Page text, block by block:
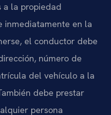
a la propiedad
inmediatamente en la
el conductor debe
número de
del vehículo a la
debe prestar
persona